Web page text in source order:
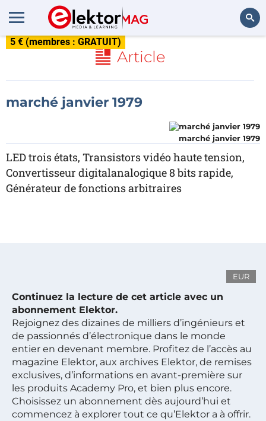
5 € (membres : GRATUIT)
Article
marché janvier 1979
marché janvier 1979
LED trois états, Transistors vidéo haute tension,
Convertisseur digitalanalogique 8 bits rapide,
Générateur de fonctions arbitraires
EUR
Continuez la lecture de cet article avec un
abonnement Elektor.
Rejoignez des dizaines de milliers d’ingénieurs et
de passionnés d’électronique dans le monde
entier en devenant membre. Profitez de l’accès au
magazine Elektor, aux archives Elektor, de remises
exclusives, d’informations en avant-première sur
les produits Academy Pro, et bien plus encore.
Choisissez un abonnement dès aujourd’hui et
commencez à explorer tout ce qu’Elektor a à offrir.